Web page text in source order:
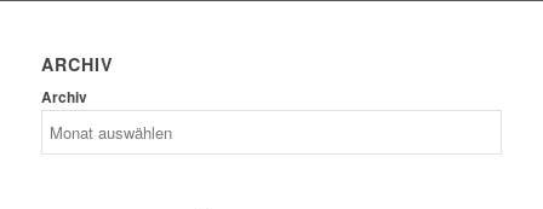
ARCHIV
Archiv